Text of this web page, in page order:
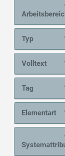
Typ
Volltext
Tag
Elementart